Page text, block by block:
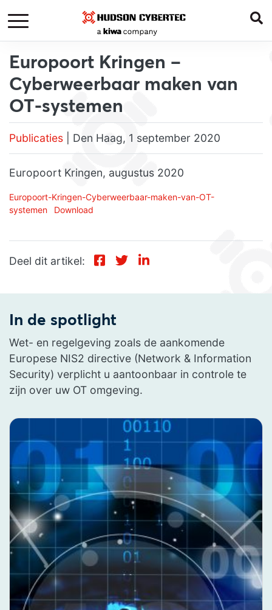
Europoort Kringen –
Cyberweerbaar maken van
OT-systemen
Publicaties | Den Haag, 1 september 2020
Europoort Kringen, augustus 2020
Europoort-Kringen-Cyberweerbaar-maken-van-OT-
systemen
Download
Deel dit artikel:
In de spotlight
Wet- en regelgeving zoals de aankomende
Europese NIS2 directive (Network & Information
Security) verplicht u aantoonbaar in controle te
zijn over uw OT omgeving.